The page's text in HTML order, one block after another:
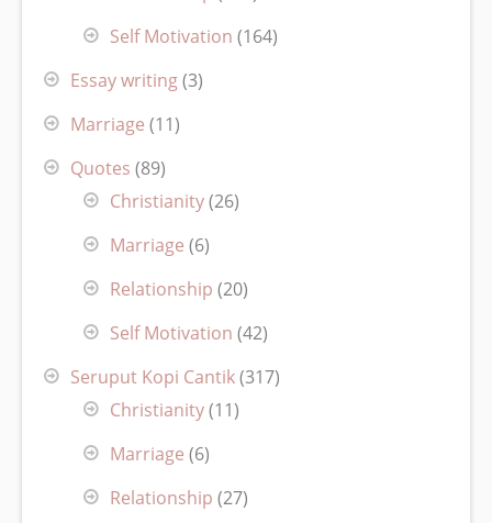
Self Motivation (164)
Essay writing(3)
Marriage (11)
Quotes (89)
Christianity(26)
Marriage (6)
Relationship (20)
Self Motivation (42)
Seruput Kopi Cantik(317)
Christianity(11)
Marriage (6)
Relationship (27)